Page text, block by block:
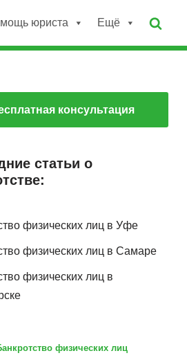
юриста Ещё
консультация
статьи о
физических лиц в Уфе
физических лиц в Самаре
физических лиц в
физических лиц